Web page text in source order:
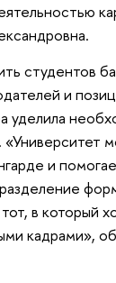
студентов
и
уделила
и
в который
кадрами»,